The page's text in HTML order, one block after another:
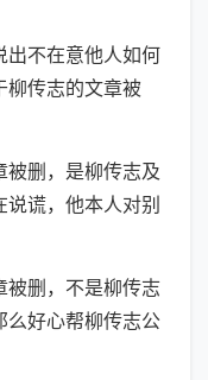
不在意他人如何
柳传志的文章被
删，是柳传志及
谎，他本人对别
删，不是柳传志
么好心帮柳传志公